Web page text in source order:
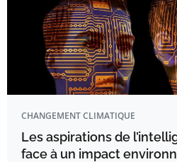
CHANGEMENT CLIMATIQUE
Les aspirations de
face à un impact